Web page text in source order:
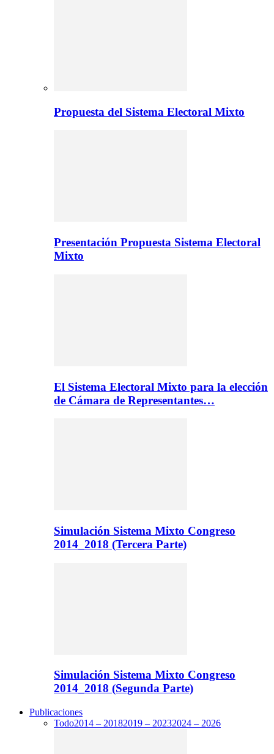
Propuesta del Sistema Electoral Mixto
Presentación Propuesta Sistema Electoral
Mixto
El Sistema Electoral Mixto para la elección
de Cámara de Representantes…
Simulación Sistema Mixto Congreso
2014_2018 (Tercera Parte)
Simulación Sistema Mixto Congreso
2014_2018 (Segunda Parte)
Publicaciones
Todo2014 – 20182019 – 20232024 – 2026